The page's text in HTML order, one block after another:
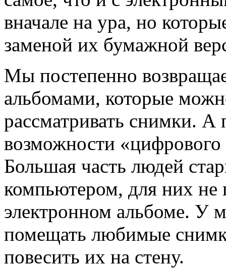
вначале на ура, но
заменой их бумажной
Мы постепенно
альбомами, которые
рассматривать снимки. А
возможности
Большая часть людей
компьютером, для них не
электронном альбоме. У
помещать любимые
повесить их на стену.